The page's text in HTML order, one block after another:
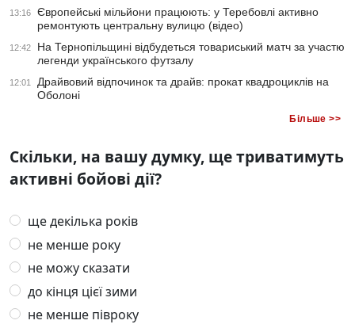
13:16
Європейські мільйони працюють: у Теребовлі активно
ремонтують центральну вулицю (відео)
12:42
На Тернопільщині відбудеться товариський матч за участю
легенди українського футзалу
12:01
Драйвовий відпочинок та драйв: прокат квадроциклів на
Оболоні
Більше >>
Скільки, на вашу думку, ще триватимуть
активні бойові дії?
ще декілька років
не менше року
не можу сказати
до кінця цієї зими
не менше півроку